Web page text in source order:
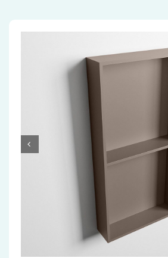
Installatiemateriaal
Klimaatbeheersing